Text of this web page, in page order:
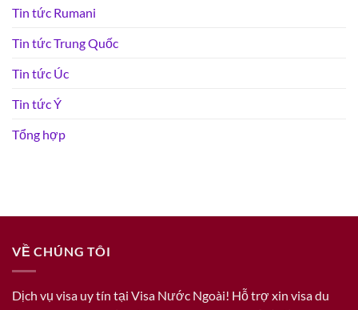
Tin tức Rumani
Tin tức Trung Quốc
Tin tức Úc
Tin tức Ý
Tổng hợp
VỀ CHÚNG TÔI
Dịch vụ visa uy tín tại Visa Nước Ngoài! Hỗ trợ xin visa du